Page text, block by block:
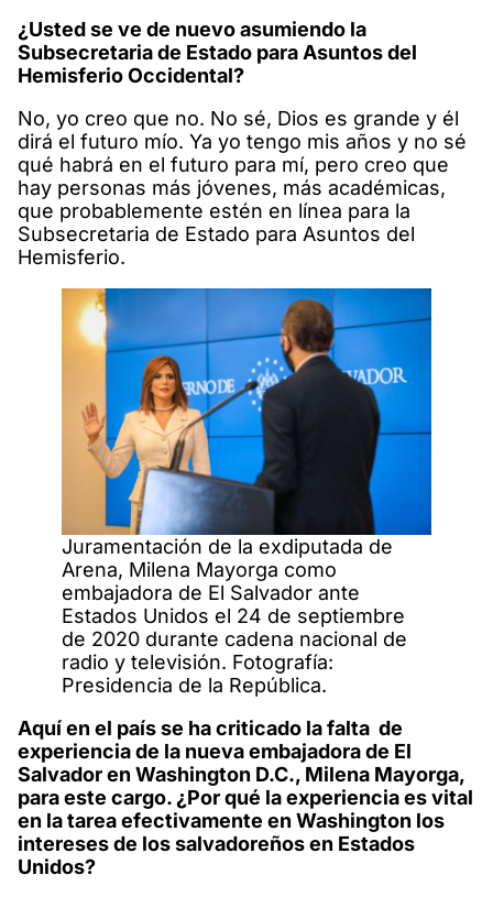
¿Usted se ve de nuevo asumiendo la
Subsecretaria de Estado para Asuntos del
Hemisferio Occidental?
No, yo creo que no. No sé, Dios es grande y él
dirá el futuro mío. Ya yo tengo mis años y no sé
qué habrá en el futuro para mí, pero creo que
hay personas más jóvenes, más académicas,
que probablemente estén en línea para la
Subsecretaria de Estado para Asuntos del
Hemisferio.
Juramentación de la exdiputada de
Arena, Milena Mayorga como
embajadora de El Salvador ante
Estados Unidos el 24 de septiembre
de 2020 durante cadena nacional de
radio y televisión. Fotografía:
Presidencia de la República.
Aquí en el país se ha criticado la falta de
experiencia de la nueva embajadora de El
Salvador en Washington D.C., Milena Mayorga,
para este cargo. ¿Por qué la experiencia es vital
en la tarea efectivamente en Washington los
intereses de los salvadoreños en Estados
Unidos?